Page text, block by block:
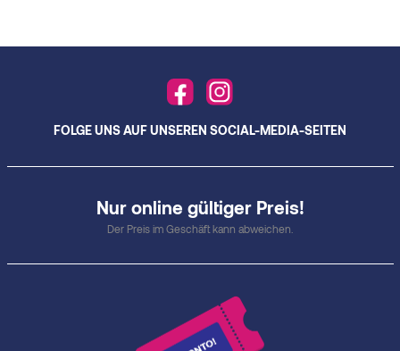
Nur online gültiger Preis!
Der Preis im Geschäft kann abweichen.
FOLGE UNS AUF UNSEREN SOCIAL-MEDIA-SEITEN